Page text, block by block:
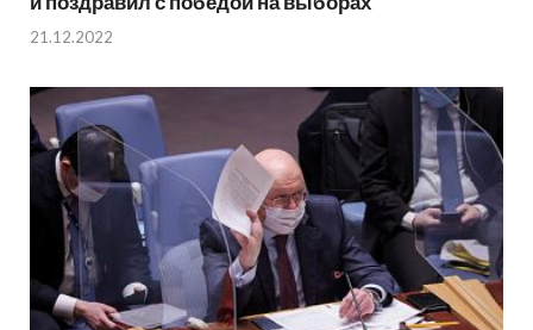
21.12.2022